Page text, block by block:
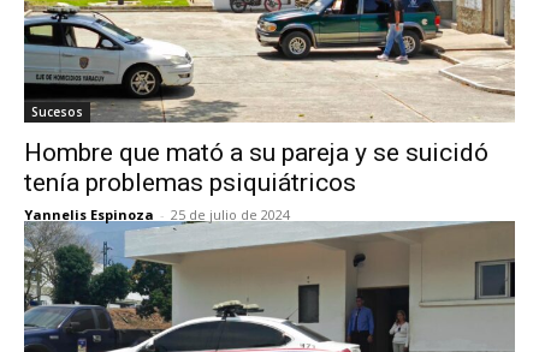
Sucesos
Hombre que mató a su pareja y se suicidó
tenía problemas psiquiátricos
Yannelis Espinoza - 25 de julio de 2024